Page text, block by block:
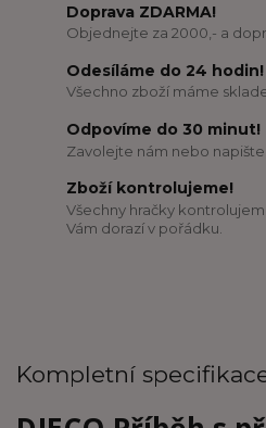
Doprava ZDARMA!
Objednejte za 2000,- a
Odesíláme do 24 hodin!
Všechno zboží máme
Odpovíme do 30 minut!
Zavolejte nám nebo
Zboží kontrolujeme!
Všechny hračky
Vám dorazí v pořádku.
Kompletní